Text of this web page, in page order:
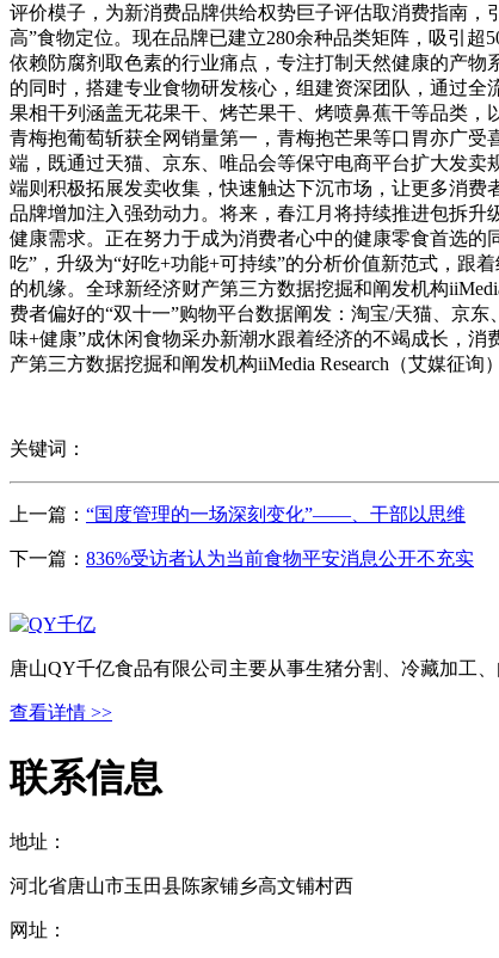
评价模子，为新消费品牌供给权势巨子评估取消费指南
高”食物定位。现在品牌已建立280余种品类矩阵，吸引超
依赖防腐剂取色素的行业痛点，专注打制天然健康的产
的同时，搭建专业食物研发核心，组建资深团队，通过
果相干列涵盖无花果干、烤芒果干、烤喷鼻蕉干等品类
青梅抱葡萄斩获全网销量第一，青梅抱芒果等口胃亦广
端，既通过天猫、京东、唯品会等保守电商平台扩大发
端则积极拓展发卖收集，快速触达下沉市场，让更多消
品牌增加注入强劲动力。将来，春江月将持续推进包拆
健康需求。正在努力于成为消费者心中的健康零食首选
吃”，升级为“好吃+功能+可持续”的分析价值新范式，跟
的机缘。全球新经济财产第三方数据挖掘和阐发机构
费者偏好的“双十一”购物平台数据阐发：淘宝/天猫、京
味+健康”成休闲食物采办新潮水跟着经济的不竭成长，
产第三方数据挖掘和阐发机构iiMedia Research（艾媒征
关键词：
上一篇： “国度管理的一场深刻变化”——、干部以思维
下一篇： 836%受访者认为当前食物平安消息公开不充实
唐山QY千亿食品有限公司主要从事生猪分割、冷藏加工
查看详情 >>
联系信息
地址：
河北省唐山市玉田县陈家铺乡高文铺村西
网址：